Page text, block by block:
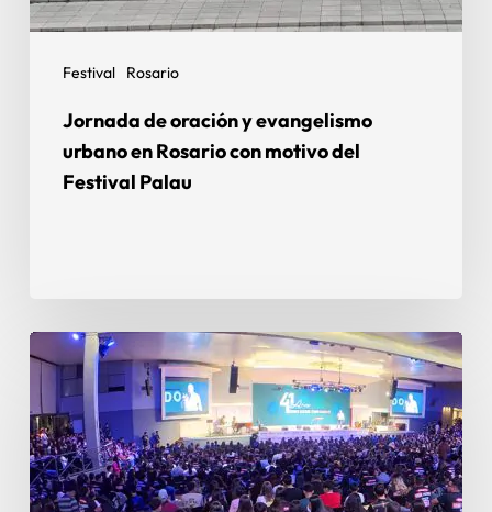
Festival Rosario
Jornada de oración y evangelismo
urbano en Rosario con motivo del
Festival Palau